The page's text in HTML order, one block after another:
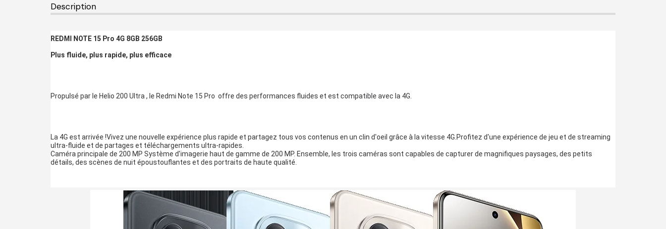
Description
REDMI NOTE 15 Pro 4G 8GB 256GB
Plus fluide, plus rapide, plus efficace
Propulsé par le Helio 200 Ultra , le Redmi Note 15 Pro offre des performances fluides et est compatible avec la 4G.
La 4G est arrivée !Vivez une nouvelle expérience plus rapide et partagez tous vos contenus en un clin d'oeil grâce à la vitesse 4G.Profitez d'une expérience de jeu et de streaming
ultra-fluide et de partages et téléchargements ultra-rapides.
Caméra principale de 200 MP Système d'imagerie haut de gamme de 200 MP. Ensemble, les trois caméras sont capables de capturer de magnifiques paysages, des petits
détails, des scènes de nuit époustouflantes et des portraits de haute qualité.